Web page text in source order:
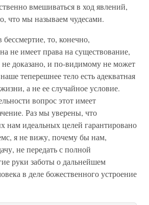
вмешиваться в ход явлений,
что мы называем чудесами.
бессмертие, то, конечно,
не имеет права на существование,
не доказано, и по-видимому не может
теперешнее тело есть адекватная
а не ее случайное условие.
вопрос этот имеет
Раз мы уверены, что
нам идеальных целей гарантировано
я не вижу, почему бы нам,
не передать с полной
руки заботы о дальнейшем
в деле божественного устроение